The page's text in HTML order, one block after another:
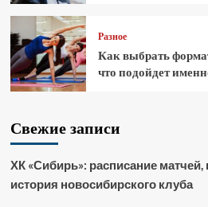
Разное
Как выбрать
что подойдет
Свежие записи
ХК «Сибирь»: расписание матчей,
история новосибирского клуба